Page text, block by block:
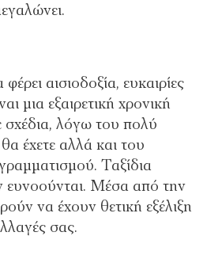
αισιοδοξία, ευκαιρίες
μια εξαιρετική χρονική
σχέδια, λόγω του πολύ
έχετε αλλά και του
Ταξίδια
Μέσα από την
να έχουν θετική εξέλιξη
σας.